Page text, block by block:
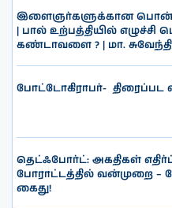
இளைஞர்களுக்கான
| பால் உற்பத்தியில் எழுச்சி
கண்டாவளை ? | மா.
போட்டோகிராபர்- ‌ திரைப்பட
தெட்ஃபோர்ட்: அகதிகள்
போராட்டத்தில் வன்முறை –
கைது!